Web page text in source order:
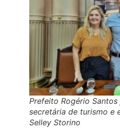
Prefeito Rogério
secretária de turismo e
Selley Storino